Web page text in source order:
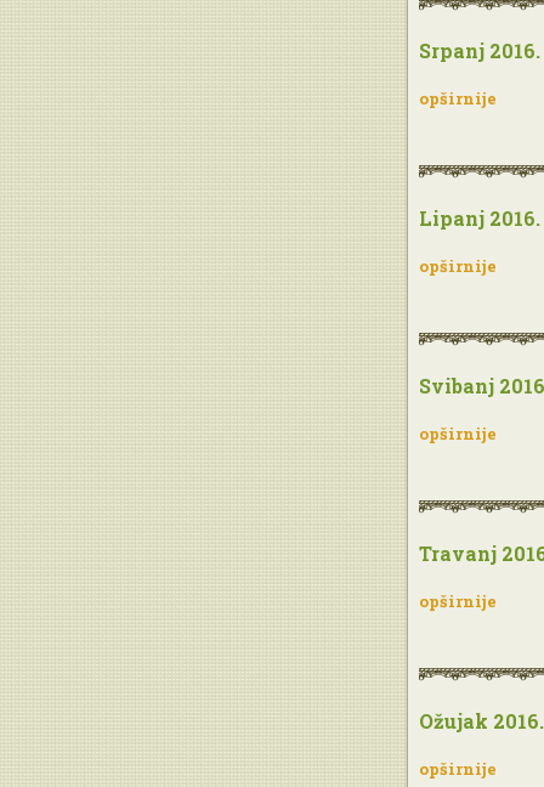
Srpanj 2016.
opširnije
Lipanj 2016.
opširnije
Svibanj
opširnije
Travanj
opširnije
Ožujak 2016.
opširnije